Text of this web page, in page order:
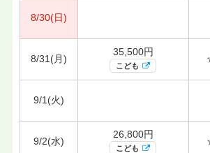
8/30(日)
8/31(月)
35,500円
こども
9/1(火)
9/2(水)
26,800円
こども